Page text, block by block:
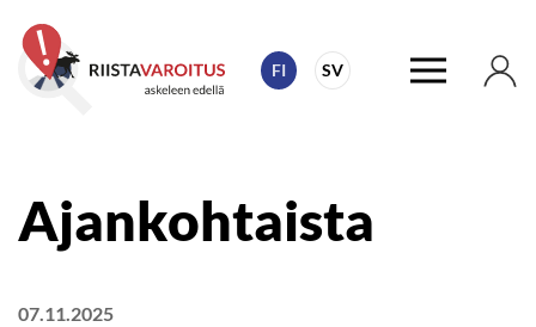
FI SV
Ajankohtaista
07.11.2025